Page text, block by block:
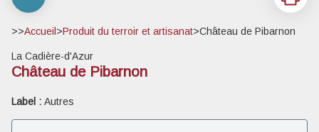
>>Accueil>Produit du terroir et artisanat>Château de Pibarnon
La Cadière-d'Azur
Château de Pibarnon
Label : Autres